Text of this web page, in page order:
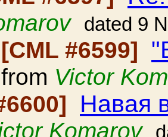
dated 9
[CML #6599]
from Victor
Навая
Komarov